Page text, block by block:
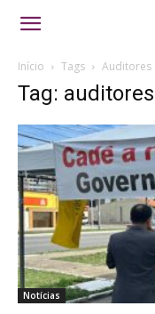
Início Tags Auditores
Tag: auditores
Notícias